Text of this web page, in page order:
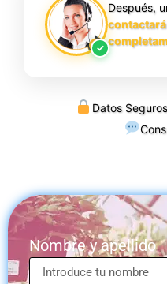
✓
Después,
contactará
Datos Seguros
Nombre y apellido